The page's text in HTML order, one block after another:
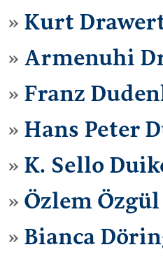
Kurt
Armenuhi
Franz
Hans Peter
K. Sello
Özlem
Bianca